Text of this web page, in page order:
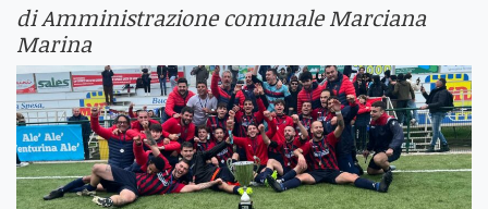
di Amministrazione comunale Marciana
Marina